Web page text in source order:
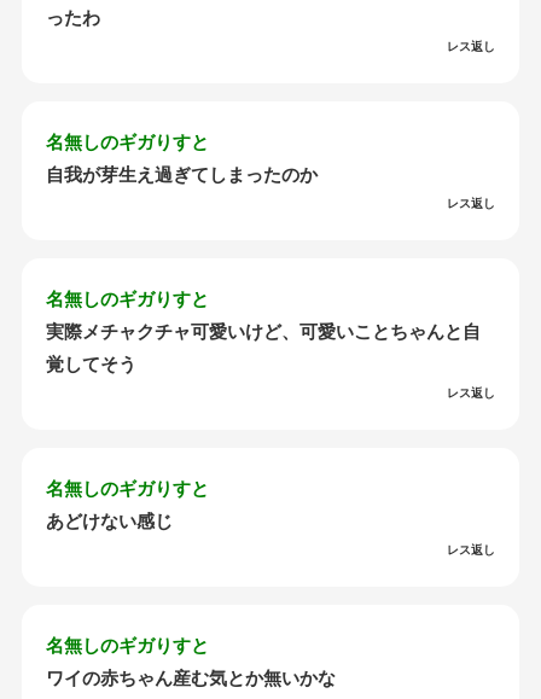
ったわ
レス返し
名無しのギガりすと
自我が芽生え過ぎてしまったのか
レス返し
名無しのギガりすと
実際メチャクチャ可愛いけど、可愛いことちゃんと自
覚してそう
レス返し
名無しのギガりすと
あどけない感じ
レス返し
名無しのギガりすと
ワイの赤ちゃん産む気とか無いかな